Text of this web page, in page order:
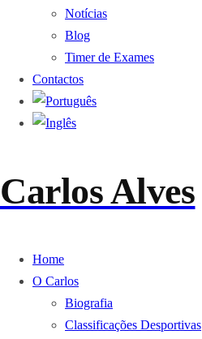
Notícias
Blog
Timer de Exames
Contactos
Carlos Alves
Home
O Carlos
Biografia
Classificações Desportivas